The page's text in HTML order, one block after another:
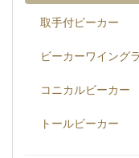
取手付ビーカー
ビーカーワイング
コニカルビーカー
トールビーカー